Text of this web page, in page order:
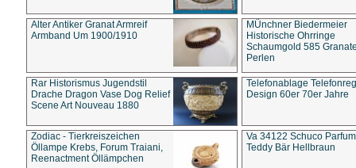
Alter Antiker Granat Armreif
Armband Um 1900/1910
MÜnchner Biedermeier
Historische Ohrringe
Schaumgold 585
Perlen
Rar Historismus Jugendstil
Drache Dragon Vase Dog Relief
Scene Art Nouveau 1880
Telefonablage
Design 60er 70er Jahre
Zodiac - Tierkreiszeichen
Öllampe Krebs, Forum Traiani,
Reenactment Öllämpchen
Va 34122 Schuco
Teddy Bär Hellbraun